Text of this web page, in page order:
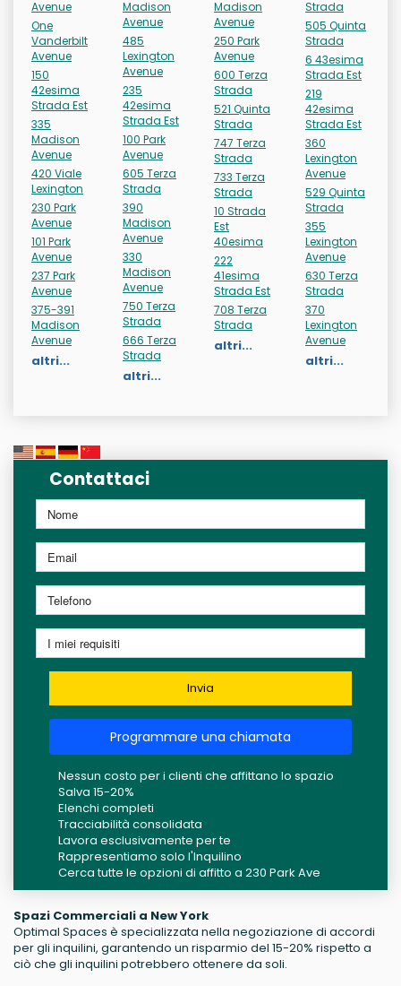
Avenue
One
Vanderbilt
Avenue
150
42esima
Strada Est
335
Madison
Avenue
420 Viale
Lexington
230 Park
Avenue
101 Park
Avenue
237 Park
Avenue
375-391
Madison
Avenue
altri...
Madison
Avenue
485
Lexington
Avenue
235
42esima
Strada Est
100 Park
Avenue
605 Terza
Strada
390
Madison
Avenue
330
Madison
Avenue
750 Terza
Strada
666 Terza
Strada
altri...
Madison
Avenue
250 Park
Avenue
600 Terza
Strada
521 Quinta
Strada
747 Terza
Strada
733 Terza
Strada
10 Strada
Est
40esima
222
41esima
Strada Est
708 Terza
Strada
altri...
Strada
505 Quinta
Strada
6 43esima
Strada Est
219
42esima
Strada Est
360
Lexington
Avenue
529 Quinta
Strada
355
Lexington
Avenue
630 Terza
Strada
370
Lexington
Avenue
altri...
Contattaci
Invia
Programmare una chiamata
Nessun costo per i clienti che affittano lo spazio
Salva 15-20%
Elenchi completi
Tracciabilità consolidata
Lavora esclusivamente per te
Rappresentiamo solo l'Inquilino
Cerca tutte le opzioni di affitto a 230 Park Ave
Spazi Commerciali a New York
Optimal Spaces è specializzata nella negoziazione di accordi
per gli inquilini, garantendo un risparmio del 15-20% rispetto a
ciò che gli inquilini potrebbero ottenere da soli.